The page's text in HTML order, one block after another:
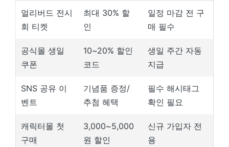
얼리버드 전시
회 티켓
최대 30% 할
인
일정 마감 전 구
매 필수
공식몰 생일
쿠폰
10~20% 할인
코드
생일 주간 자동
지급
SNS 공유 이
벤트
기념품 증정/
추첨 혜택
필수 해시태그
확인 필요
캐릭터몰 첫
구매
3,000~5,000
원 할인
신규 가입자 전
용